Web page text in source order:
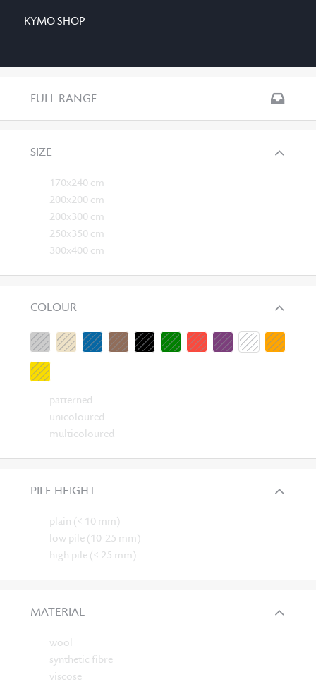
KYMO SHOP
FULL RANGE
SIZE
170x240 cm
200x200 cm
200x300 cm
250x350 cm
300x400 cm
COLOUR
patterned
unicoloured
multicoloured
PILE HEIGHT
plain (< 10 mm)
low pile (10-25 mm)
high pile (< 25 mm)
MATERIAL
wool
synthetic fibre
viscose